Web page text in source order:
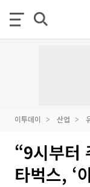
이투데이 산업
“9시부터
타벅스, ‘